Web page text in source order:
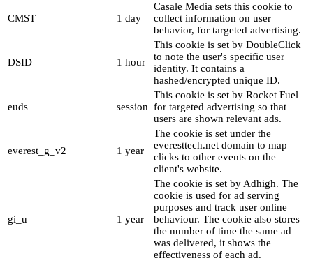
CMST 1 day
Casale Media sets this cookie to
collect information on user
behavior, for targeted advertising.
DSID 1 hour
This cookie is set by DoubleClick
to note the user's specific user
identity. It contains a
hashed/encrypted unique ID.
euds session
This cookie is set by Rocket Fuel
for targeted advertising so that
users are shown relevant ads.
everest_g_v2 1 year
The cookie is set under the
everesttech.net domain to map
clicks to other events on the
client's website.
gi_u 1 year
The cookie is set by Adhigh. The
cookie is used for ad serving
purposes and track user online
behaviour. The cookie also stores
the number of time the same ad
was delivered, it shows the
effectiveness of each ad.